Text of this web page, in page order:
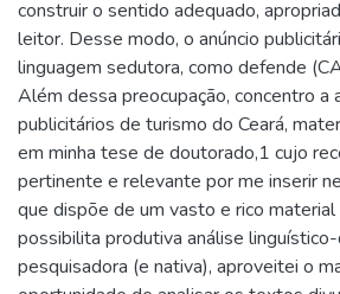
construir o sentido adequado,
leitor. Desse modo, o anúncio
linguagem sedutora, como defende
Além dessa preocupação, concentro a
publicitários de turismo do Ceará,
em minha tese de doutorado,1 cujo
pertinente e relevante por me inserir
que dispõe de um vasto e rico
possibilita produtiva análise linguístico-
pesquisadora (e nativa), aproveitei o